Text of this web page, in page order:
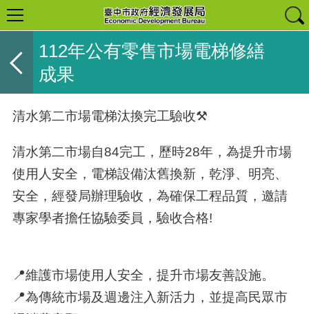
112年公有零售市場電梯修繕
成果
清水第二市場電梯汰換完工驗收⚒
清水第二市場自84完工，歷時28年，為提升市場
使用人安全，電梯設備汰舊換新，乾淨、明亮、
安全，經發局辦理驗收，為確保工程品質，邀請
專家學者擔任協驗委員，驗收合格!
📍維護市場使用人安全，提升市場友善設施。
📍為傳統市場及週邊注入新活力，並提高民眾市